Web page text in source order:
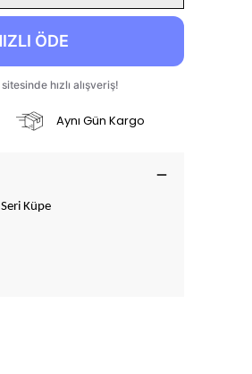
Aynı Gün Kargo
Küpe